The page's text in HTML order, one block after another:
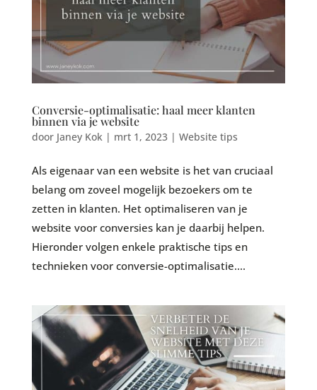
Conversie-optimalisatie: haal meer klanten
binnen via je website
door Janey Kok| mrt 1, 2023| Website tips
Als eigenaar van een website is het van cruciaal
belang om zoveel mogelijk bezoekers om te
zetten in klanten. Het optimaliseren van je
website voor conversies kan je daarbij helpen.
Hieronder volgen enkele praktische tips en
technieken voor conversie-optimalisatie....